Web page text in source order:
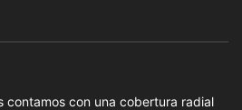
contamos con una cobertura radial